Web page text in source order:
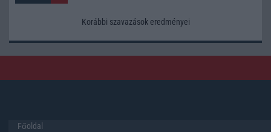
Korábbi szavazások eredményei
Főoldal